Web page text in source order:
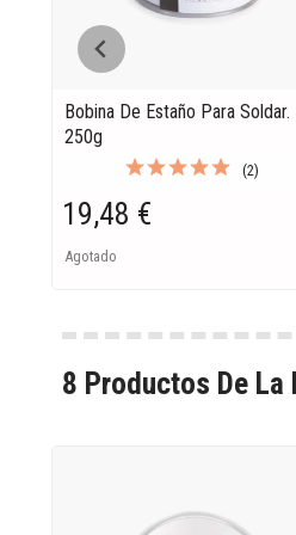
Bobina De Estaño Para Soldar.
250g
(2)
19,48 €
Agotado
8 Productos De